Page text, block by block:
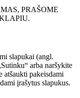
PRAŠOME
slapukai (angl.
arba naršykite
atšaukti pakeisdami
įrašytus slapukus.